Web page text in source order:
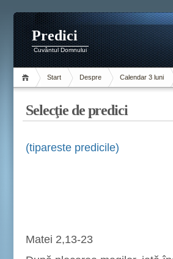
Predici
Cuvântul Domnului
Start Despre Calendar 3 luni
Selecţie de predici
(tipareste predicile)
Matei 2,13-23